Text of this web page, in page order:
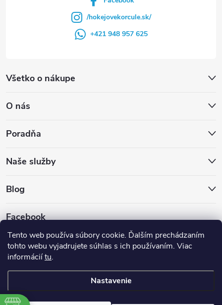
Tento web používa súbory cookie. Ďalším prechádzaním
tohto webu vyjadrujete súhlas s ich používaním. Viac
informáciítu.
Nastavenie
Všetko o nákupe
O nás
Poradňa
Naše služby
Blog
Facebook
/hokejovekorcule.sk/
+421 948 957 625